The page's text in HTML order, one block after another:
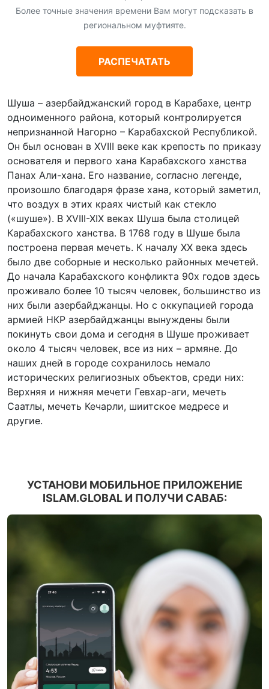
Более точные значения времени Вам могут подсказать в
региональном муфтияте.
РАСПЕЧАТАТЬ
Шуша – азербайджанский город в Карабахе, центр
одноименного района, который контролируется
непризнанной Нагорно – Карабахской Республикой.
Он был основан в XVIII веке как крепость по приказу
основателя и первого хана Карабахского ханства
Панах Али-хана. Его название, согласно легенде,
произошло благодаря фразе хана, который заметил,
что воздух в этих краях чистый как стекло
(«шуше»). В XVIII-XIX веках Шуша была столицей
Карабахского ханства. В 1768 году в Шуше была
построена первая мечеть. К началу XX века здесь
было две соборные и несколько районных мечетей.
До начала Карабахского конфликта 90х годов здесь
проживало более 10 тысяч человек, большинство из
них были азербайджанцы. Но с оккупацией города
армией НКР азербайджанцы вынуждены были
покинуть свои дома и сегодня в Шуше проживает
около 4 тысяч человек, все из них – армяне. До
наших дней в городе сохранилось немало
исторических религиозных объектов, среди них:
Верхняя и нижняя мечети Гевхар-аги, мечеть
Саатлы, мечеть Кечарли, шиитское медресе и
другие.
УСТАНОВИ МОБИЛЬНОЕ ПРИЛОЖЕНИЕ
ISLAM.GLOBAL И ПОЛУЧИ САВАБ: